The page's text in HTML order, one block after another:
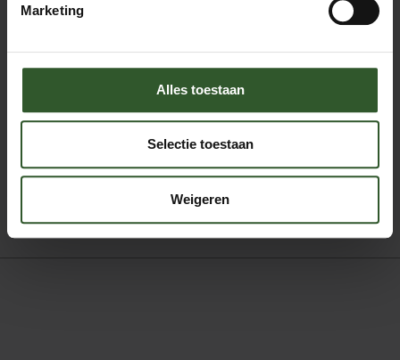
Marketing
Alles toestaan
Selectie toestaan
Weigeren
Bindweefselmassage
Energetische massage
Klassieke massage
Ontspanningsmassage
Sportmassage
Triggerpoint massage
Wellness massage